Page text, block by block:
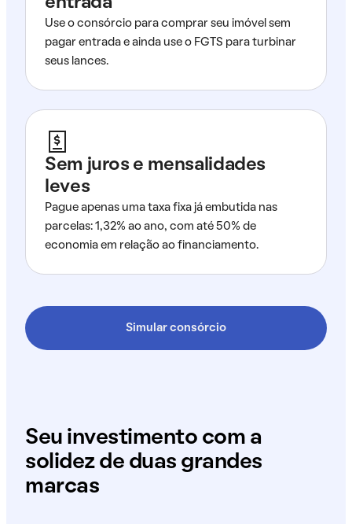
Use o consórcio para comprar seu imóvel sem
pagar entrada e ainda use o FGTS para turbinar
seus lances.
Sem juros e mensalidades
leves
Pague apenas uma taxa fixa já embutida nas
parcelas: 1,32% ao ano, com até 50% de
economia em relação ao financiamento.
Simular consórcio
Seu investimento com a
solidez de duas grandes
marcas